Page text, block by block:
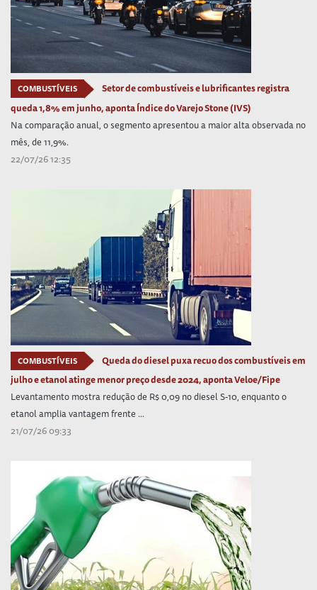
COMBUSTÍVEIS
Setor de combustíveis e lubrificantes registra
queda 1,8% em junho, aponta Índice do Varejo Stone (IVS)
Na comparação anual, o segmento apresentou a maior alta observada no
mês, de 11,9%.
22/07/26 12:35
COMBUSTÍVEIS
Queda do diesel puxa recuo dos combustíveis em
julho e etanol atinge menor preço desde 2024, aponta Veloe/Fipe
Levantamento mostra redução de R$ 0,09 no diesel S-10, enquanto o
etanol amplia vantagem frente ...
21/07/26 09:33